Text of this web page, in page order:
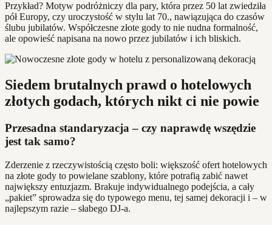
Przykład? Motyw podróżniczy dla pary, która przez 50 lat zwiedziła
pół Europy, czy uroczystość w stylu lat 70., nawiązująca do czasów
ślubu jubilatów. Współczesne złote gody to nie nudna formalność,
ale opowieść napisana na nowo przez jubilatów i ich bliskich.
Siedem brutalnych prawd o hotelowych
złotych godach, których nikt ci nie powie
Przesadna standaryzacja – czy naprawdę wszędzie
jest tak samo?
Zderzenie z rzeczywistością często boli: większość ofert hotelowych
na złote gody to powielane szablony, które potrafią zabić nawet
największy entuzjazm. Brakuje indywidualnego podejścia, a cały
„pakiet” sprowadza się do typowego menu, tej samej dekoracji i – w
najlepszym razie – słabego DJ-a.